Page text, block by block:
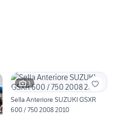
3
Sella Anteriore SUZUKI GSXR
600 / 750 2008 2010